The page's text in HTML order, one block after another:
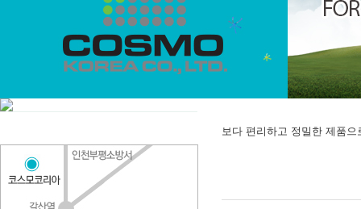
보다 편리하고 정밀한 제품